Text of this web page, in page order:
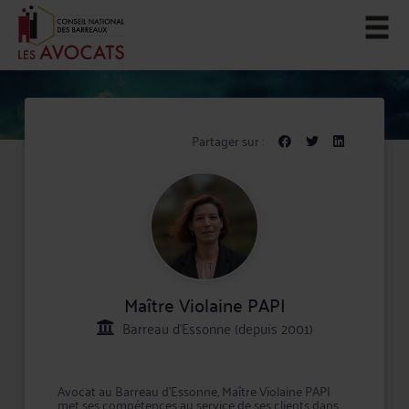
Partager sur :
Maître Violaine PAPI
Barreau d'Essonne (depuis 2001)
Avocat au Barreau d'Essonne, Maître Violaine PAPI
met ses compétences au service de ses clients dans